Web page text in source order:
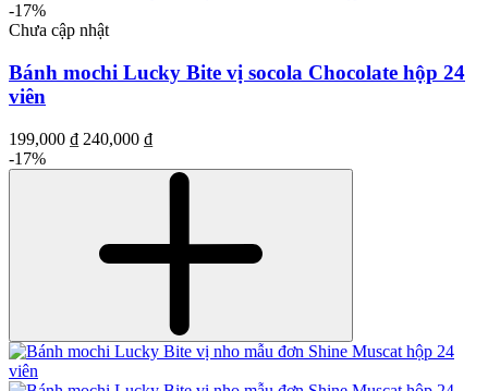
-17%
Chưa cập nhật
Bánh mochi Lucky Bite vị socola Chocolate hộp 24
viên
199,000 ₫ 240,000 ₫
-17%